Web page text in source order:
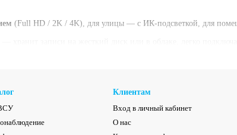
(Full HD / 2K / 4K), для улицы — с ИК-подсветкой, для
кронштейны, уголки для удобной установки.
Клиентам
Вход в личный кабинет
О нас